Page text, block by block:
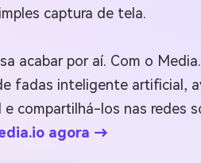
captura de tela.
acabar por aí. Com o
fadas inteligente artificial,
compartilhá-los nas redes
agora →